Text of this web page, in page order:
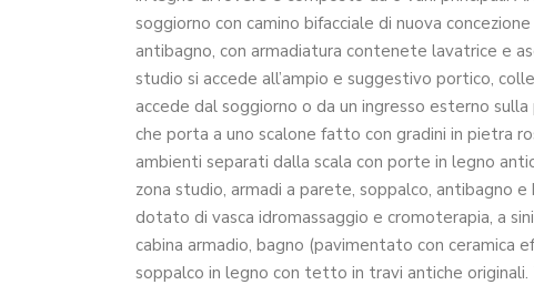
soggiorno con camino bifacciale di nuova
antibagno, con armadiatura contenete lavatrice e
studio si accede all’ampio e suggestivo portico,
accede dal soggiorno o da un ingresso esterno
che porta a uno scalone fatto con gradini in pietra
ambienti separati dalla scala con porte in legno
zona studio, armadi a parete, soppalco, antibagno
dotato di vasca idromassaggio e cromoterapia, a
cabina armadio, bagno (pavimentato con
soppalco in legno con tetto in travi antiche